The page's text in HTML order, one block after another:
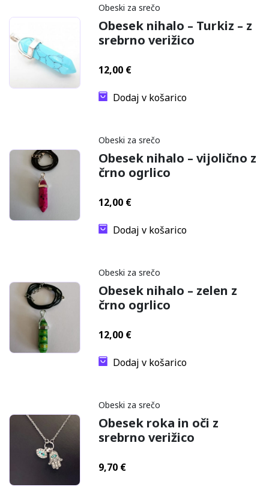
Obeski za srečo
Obesek nihalo – Turkiz – z
srebrno verižico
12,00 €
Dodaj v košarico
Obeski za srečo
Obesek nihalo – vijolično z
črno ogrlico
12,00 €
Dodaj v košarico
Obeski za srečo
Obesek nihalo – zelen z
črno ogrlico
12,00 €
Dodaj v košarico
Obeski za srečo
Obesek roka in oči z
srebrno verižico
9,70 €